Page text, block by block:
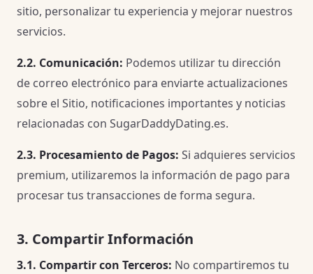
sitio, personalizar tu experiencia y mejorar nuestros
servicios.
2.2. Comunicación: Podemos utilizar tu dirección
de correo electrónico para enviarte actualizaciones
sobre el Sitio, notificaciones importantes y noticias
relacionadas con SugarDaddyDating.es.
2.3. Procesamiento de Pagos: Si adquieres servicios
premium, utilizaremos la información de pago para
procesar tus transacciones de forma segura.
3. Compartir Información
3.1. Compartir con Terceros: No compartiremos tu